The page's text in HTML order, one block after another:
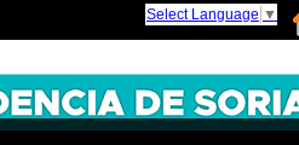
Select Language ▼